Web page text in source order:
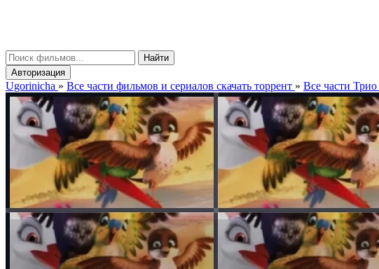
Найти
Авторизация
Ugorinicha » Все части фильмов и сериалов скачать торрент » Все части Трио